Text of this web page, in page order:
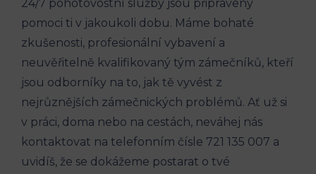
24/7 pohotovostní služby jsou připraveny
pomoci ti v jakoukoli dobu. Máme bohaté
zkušenosti, profesionální vybavení a
neuvěřitelně kvalifikovaný tým zámečníků, kteří
jsou odborníky na to, jak tě vyvést z
nejrůznějších zámečnických problémů. Ať už si
v práci, doma nebo na cestách, neváhej nás
kontaktovat na telefonním čísle 721 135 007 a
uvidíš, že se dokážeme postarat o tvé